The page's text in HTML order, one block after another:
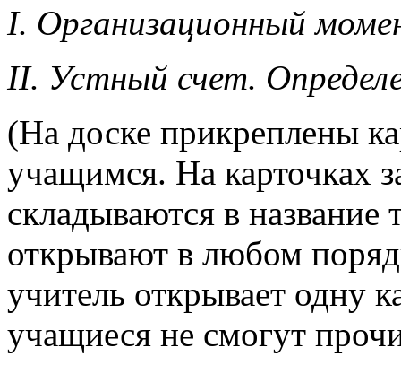
I. Организационный
II. Устный счет.
(На доске прикреплены
учащимся. На карточках
складываются в
открывают в любом
учитель открывает одну
учащиеся не смогут